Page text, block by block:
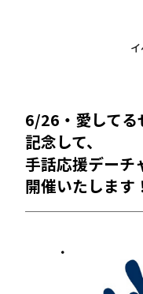
6/26・愛してる
記念して、
手話応援デーチ
開催いたします